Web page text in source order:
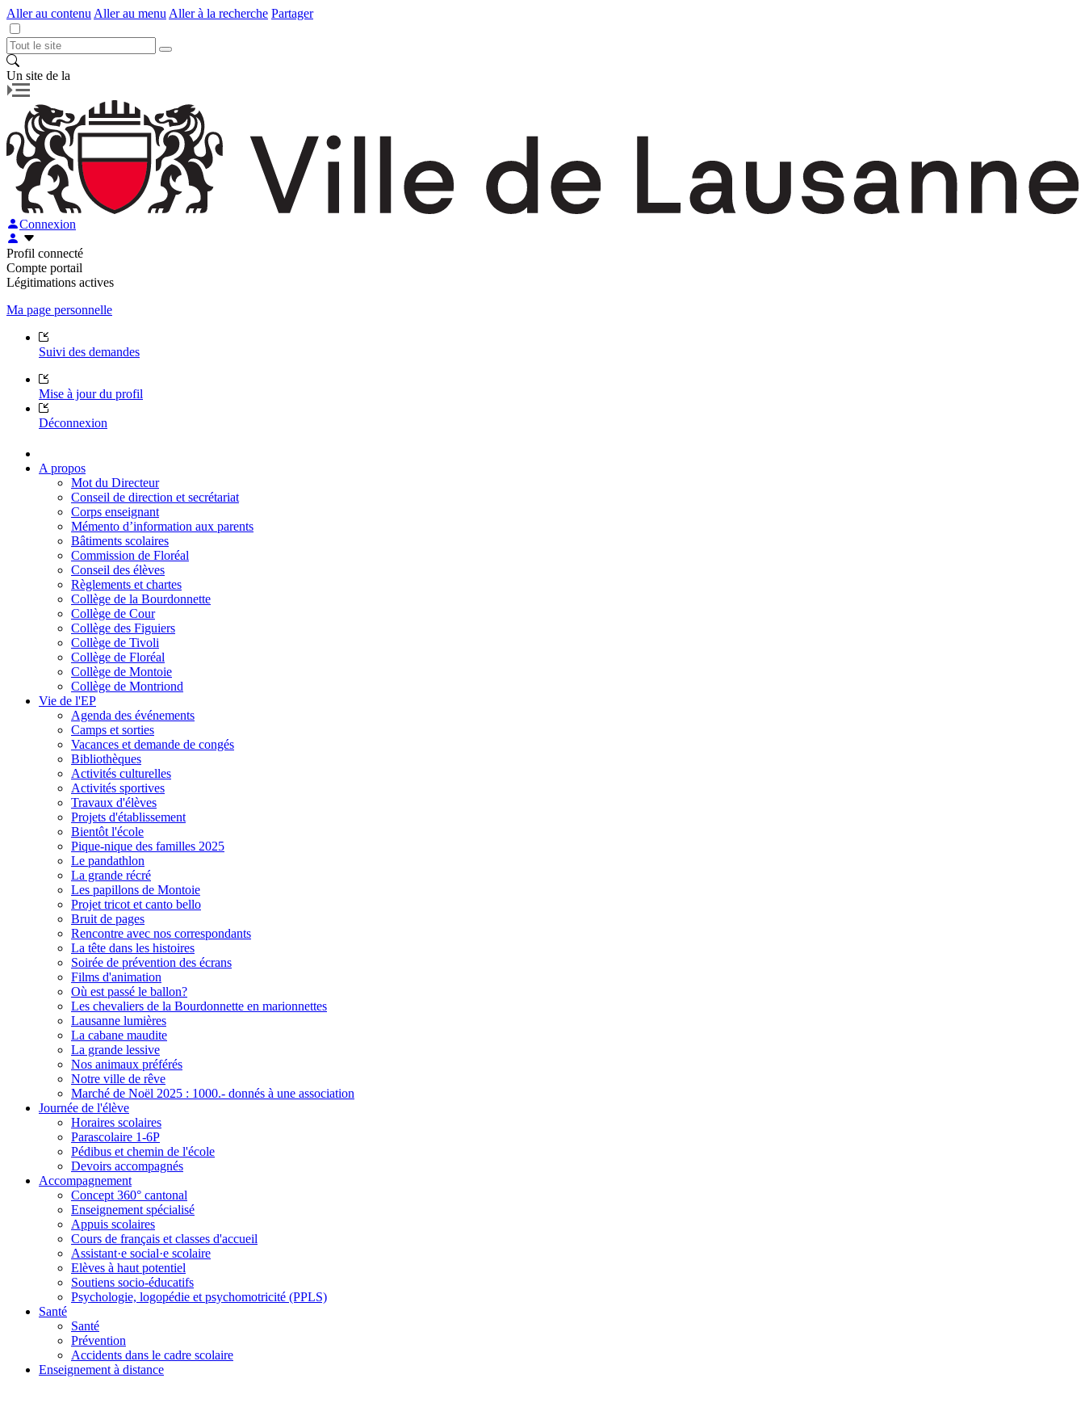
Aller au contenu Aller au menu Aller à la recherche Partager
Un site de la
Connexion
Profil connecté
Compte portail
Légitimations actives
Ma page personnelle
Suivi des demandes
Mise à jour du profil
Déconnexion
A propos
Mot du Directeur
Conseil de direction et secrétariat
Corps enseignant
Mémento d’information aux parents
Bâtiments scolaires
Commission de Floréal
Conseil des élèves
Règlements et chartes
Collège de la Bourdonnette
Collège de Cour
Collège des Figuiers
Collège de Tivoli
Collège de Floréal
Collège de Montoie
Collège de Montriond
Vie de l'EP
Agenda des événements
Camps et sorties
Vacances et demande de congés
Bibliothèques
Activités culturelles
Activités sportives
Travaux d'élèves
Projets d'établissement
Bientôt l'école
Pique-nique des familles 2025
Le pandathlon
La grande récré
Les papillons de Montoie
Projet tricot et canto bello
Bruit de pages
Rencontre avec nos correspondants
La tête dans les histoires
Soirée de prévention des écrans
Films d'animation
Où est passé le ballon?
Les chevaliers de la Bourdonnette en marionnettes
Lausanne lumières
La cabane maudite
La grande lessive
Nos animaux préférés
Notre ville de rêve
Marché de Noël 2025 : 1000.- donnés à une association
Journée de l'élève
Horaires scolaires
Parascolaire 1-6P
Pédibus et chemin de l'école
Devoirs accompagnés
Accompagnement
Concept 360° cantonal
Enseignement spécialisé
Appuis scolaires
Cours de français et classes d'accueil
Assistant·e social·e scolaire
Elèves à haut potentiel
Soutiens socio-éducatifs
Psychologie, logopédie et psychomotricité (PPLS)
Santé
Santé
Prévention
Accidents dans le cadre scolaire
Enseignement à distance